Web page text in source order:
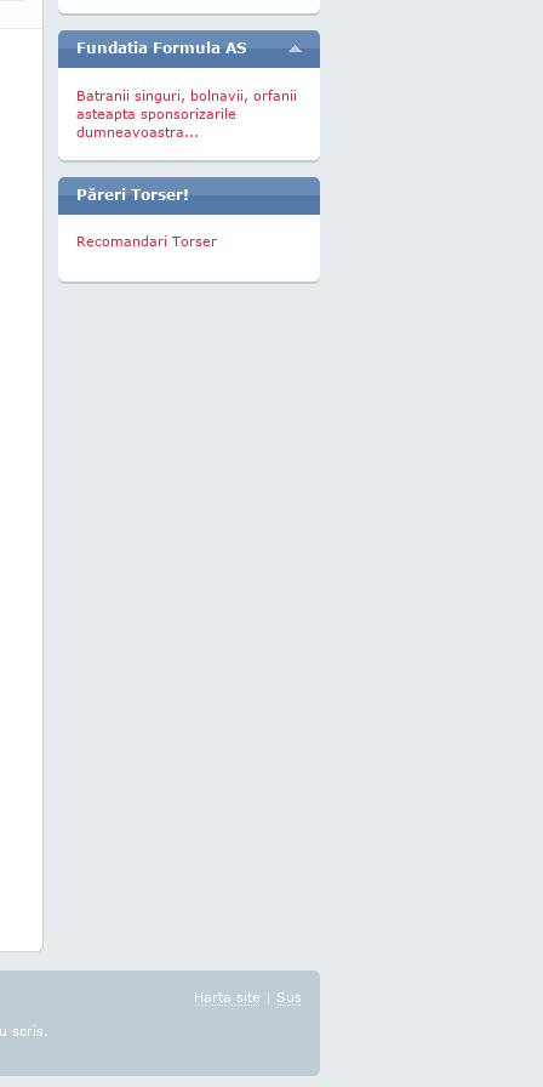
Fundatia Formula AS
Batranii singuri, bolnavii, orfanii
asteapta sponsorizarile
dumneavoastra...
Păreri Torser!
Recomandari Torser
Harta site | Sus
scris.